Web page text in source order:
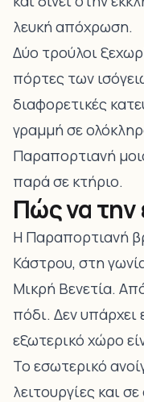
λευκή απόχρωση.
Δύο τρούλοι
πόρτες των
διαφορετικές
γραμμή σε
Παραπορτιανή
παρά σε κτήριο.
Πώς να την
Η Παραπορτιανή
Κάστρου, στη
Μικρή Βενετία.
πόδι. Δεν υπάρχει
εξωτερικό χώρο
Το εσωτερικό
λειτουργίες και